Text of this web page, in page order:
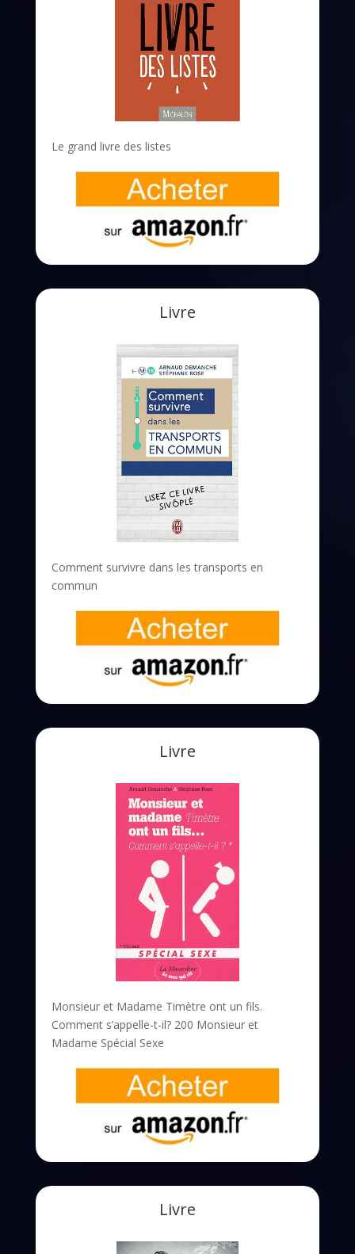
Le grand livre des listes
Livre
Comment survivre dans les transports en
commun
Livre
Monsieur et Madame Timètre ont un fils.
Comment s’appelle-t-il? 200 Monsieur et
Madame Spécial Sexe
Livre